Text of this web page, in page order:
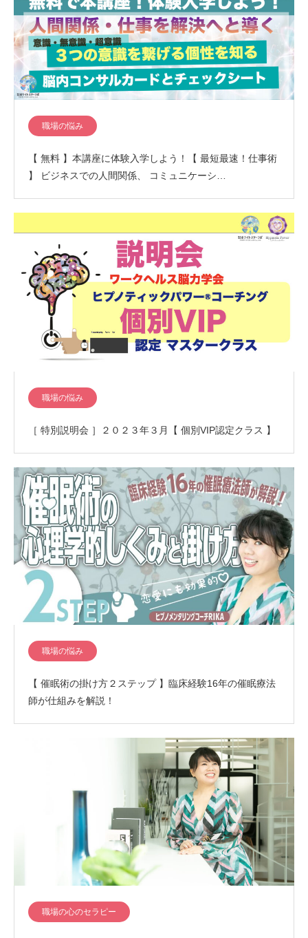
職場の悩み
【 無料 】本講座に体験入学しよう！【 最短最速！仕事術
】 ビジネスでの人間関係、 コミュニケーシ…
職場の悩み
［ 特別説明会 ］２０２３年３月【 個別VIP認定クラス 】
職場の悩み
【 催眠術の掛け方２ステップ 】臨床経験16年の催眠療法
師が仕組みを解説！
職場の心のセラピー